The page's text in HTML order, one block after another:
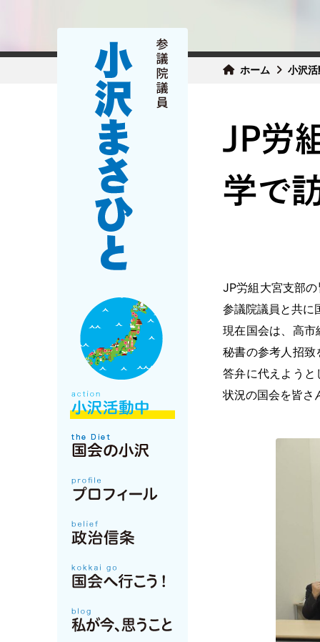
ホーム 小沢
JP労
学で
JP労組大宮支部
参議院議員と共に
現在国会は、高
秘書の参考人招
答弁に代えよう
状況の国会を皆さ